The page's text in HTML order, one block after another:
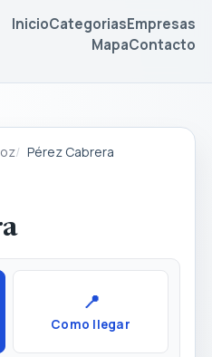
InicioCategoriasEmpresas
MapaContacto
Pérez Cabrera
📍
Como llegar